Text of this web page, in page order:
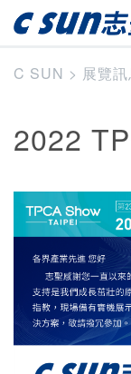
C SUN > 展覽訊
2022